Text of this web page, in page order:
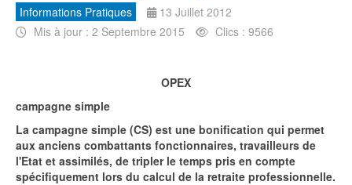
Informations Pratiques
13 Juillet 2012
Mis à jour : 2 Septembre 2015
Clics : 9566
OPEX
campagne simple
La campagne simple (CS) est une bonification qui permet
aux anciens combattants fonctionnaires, tra­vailleurs de
l'Etat et assimilés, de tripler le temps pris en compte
spécifiquement lors du calcul de la retraite professionnelle.